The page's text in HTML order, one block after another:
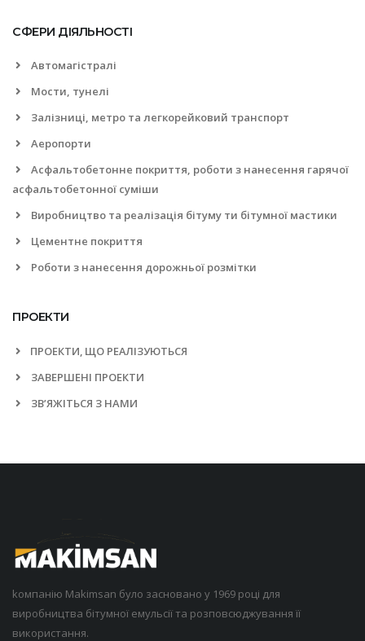
СФЕРИ ДІЯЛЬНОСТІ
Автомагістралі
Мости, тунелі
Залізниці, метро та легкорейковий транспорт
Аеропорти
Асфальтобетонне покриття, роботи з нанесення гарячої
асфальтобетонної суміши
Виробництво та реалізація бітуму ти бітумної мастики
Цементне покриття
Роботи з нанесення дорожньої розмітки
ПРОЕКТИ
ПРОЕКТИ, ЩО РЕАЛІЗУЮТЬСЯ
ЗАВЕРШЕНІ ПРОЕКТИ
ЗВ’ЯЖІТЬСЯ З НАМИ
kомпанію Makimsan було засновано у 1969 році для
виробництва бітумної емульсії та розповсюджування її
використання.